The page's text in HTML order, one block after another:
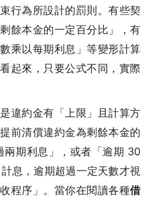
行為所設計的罰則。有些契
餘本金的一定百分比」，有
乘以每期利息」等變形計算
起來，只要公式不同，實際
違約金有「上限」且計算方
前清償違約金為剩餘本金的
兩期利息」，或者「逾期 30
息，逾期超過一定天數才視
程序」。當你在閱讀各種借